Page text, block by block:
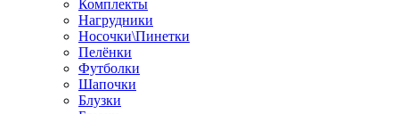
Комплекты
Нагрудники
Носочки\Пинетки
Пелёнки
Футболки
Шапочки
Блузки